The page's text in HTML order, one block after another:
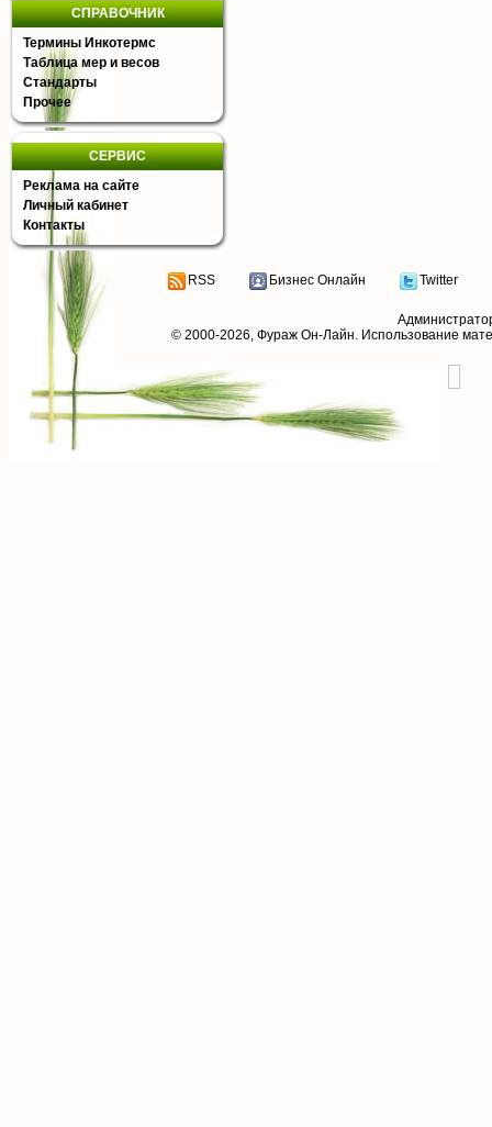
СПРАВОЧНИК
Термины Инкотермс
Таблица мер и весов
Стандарты
Прочее
СЕРВИС
Реклама на сайте
Личный кабинет
Контакты
RSS Бизнес Онлайн Twitter
© 2000-2026, Фураж Он-Лайн. Использование